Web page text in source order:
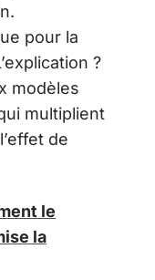
pour la
?
modèles
multiplient
de
le
la